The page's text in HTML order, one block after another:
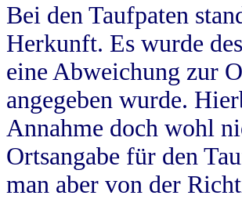
Bei den Taufpaten
Herkunft. Es wurde
eine Abweichung zur
angegeben wurde.
Annahme doch wohl
Ortsangabe für den
man aber von der